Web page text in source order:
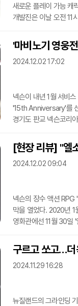
새로운 플레이 가능 캐
개발진은 이날 오전 11
등장인물들을 높은 확
대책위원회의 수영복
픽업할 수 있다. 세리
'마비노기 영웅
2024.12.02 17:02
넥슨이 내년 1월 서비
'15th Anniversary'를
경기도 판교 넥슨코리
내용으로는 새로운 레
모두 체험할 수 있는
이용자들을 초청할 예
[현장 리뷰] "엘
2024.12.02 09:04
넥슨의 장수 액션 RPG
막을 열었다. 2020년 1
영화관에선 11월 30일
등장했다.특히 서울 영
직전 인사를 전했다.
다시 선보일 수 있게
구르고 쏘고…더
2024.11.29 16:28
뉴질랜드의 그라인딩